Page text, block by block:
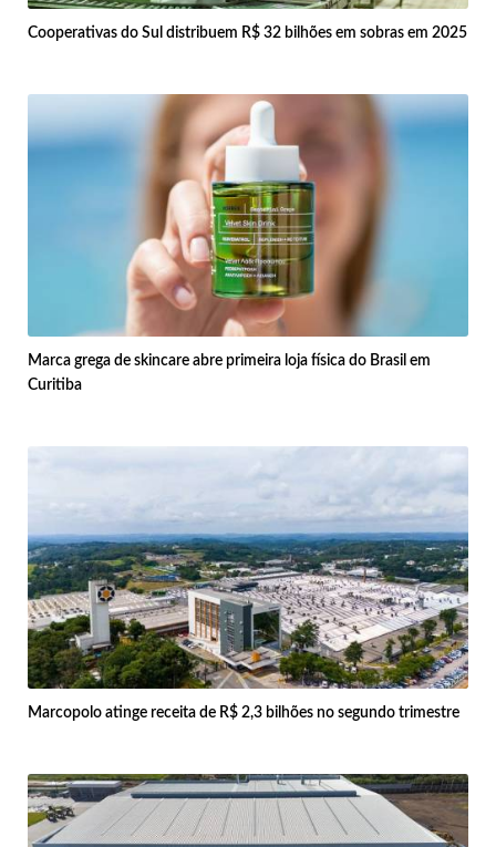
Cooperativas do Sul distribuem R$ 32 bilhões em sobras em 2025
Marca grega de skincare abre primeira loja física do Brasil em
Curitiba
Marcopolo atinge receita de R$ 2,3 bilhões no segundo trimestre